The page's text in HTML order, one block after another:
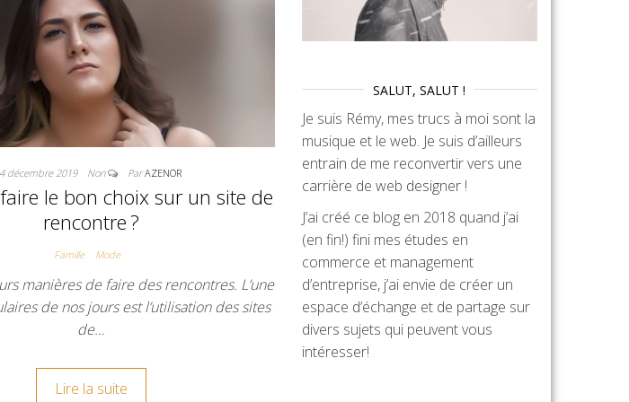
décembre 2019 Non ParAZENOR
le bon choix sur un site de
rencontre ?
Famille Mode
manières de faire des rencontres. L’une
de nos jours est l’utilisation des sites
de…
Lire la suite
SALUT, SALUT !
Je suis Rémy, mes trucs à moi sont la
musique et le web. Je suis d’ailleurs
entrain de me reconvertir vers une
carrière de web designer !
J’ai créé ce blog en 2018 quand j’ai
(en fin!) fini mes études en
commerce et management
d’entreprise, j’ai envie de créer un
espace d’échange et de partage sur
divers sujets qui peuvent vous
intéresser!